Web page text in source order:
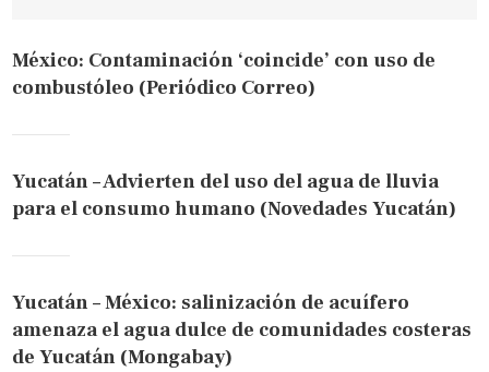
México: Contaminación ‘coincide’ con uso de
combustóleo (Periódico Correo)
Yucatán – Advierten del uso del agua de lluvia
para el consumo humano (Novedades Yucatán)
Yucatán – México: salinización de acuífero
amenaza el agua dulce de comunidades costeras
de Yucatán (Mongabay)